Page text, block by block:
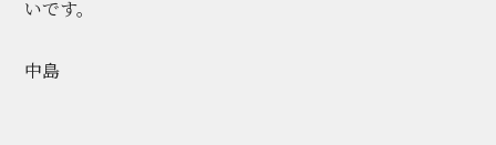
いです。
中島